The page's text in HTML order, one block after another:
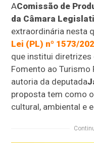
AComissão de
da Câmara
extraordinária nesta
Lei (PL) nº 1573/
que institui diretrizes
Fomento ao Turismo
autoria da deputada
proposta tem como
cultural, ambiental e